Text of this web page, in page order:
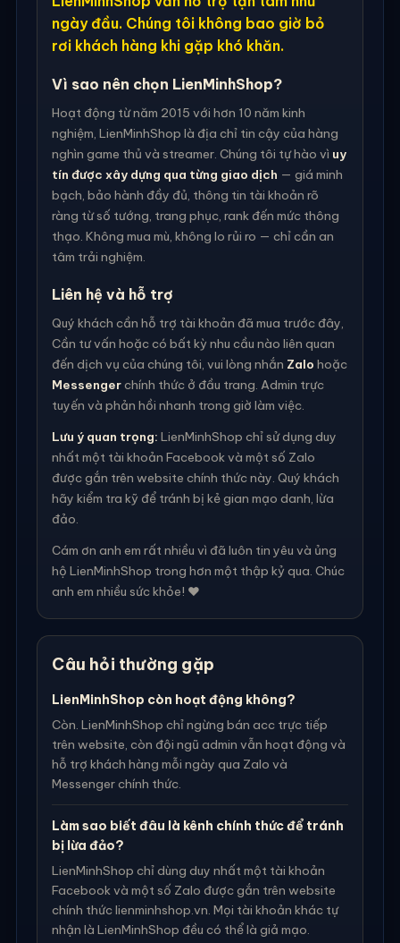
ngày đầu. Chúng tôi không bao giờ bỏ
rơi khách hàng khi gặp khó khăn.
Vì sao nên chọn LienMinhShop?
Hoạt động từ năm 2015 với hơn 10 năm kinh
nghiệm, LienMinhShop là địa chỉ tin cậy của hàng
nghìn game thủ và streamer. Chúng tôi tự hào vì uy
tín được xây dựng qua từng giao dịch — giá minh
bạch, bảo hành đầy đủ, thông tin tài khoản rõ
ràng từ số tướng, trang phục, rank đến mức thông
thạo. Không mua mù, không lo rủi ro — chỉ cần an
tâm trải nghiệm.
Liên hệ và hỗ trợ
Quý khách cần hỗ trợ tài khoản đã mua trước đây,
Cần tư vấn hoặc có bất kỳ nhu cầu nào liên quan
đến dịch vụ của chúng tôi, vui lòng nhắn Zalo hoặc
Messengerchính thức ở đầu trang. Admin trực
tuyến và phản hồi nhanh trong giờ làm việc.
Lưu ý quan trọng: LienMinhShop chỉ sử dụng duy
nhất một tài khoản Facebook và một số Zalo
được gắn trên website chính thức này. Quý khách
hãy kiểm tra kỹ để tránh bị kẻ gian mạo danh, lừa
đảo.
Cám ơn anh em rất nhiều vì đã luôn tin yêu và ủng
hộ LienMinhShop trong hơn một thập kỷ qua. Chúc
anh em nhiều sức khỏe! ❤️
Câu hỏi thường gặp
LienMinhShop còn hoạt động không?
Còn. LienMinhShop chỉ ngừng bán acc trực tiếp
trên website, còn đội ngũ admin vẫn hoạt động và
hỗ trợ khách hàng mỗi ngày qua Zalo và
Messenger chính thức.
Làm sao biết đâu là kênh chính thức để tránh
bị lừa đảo?
LienMinhShop chỉ dùng duy nhất một tài khoản
Facebook và một số Zalo được gắn trên website
chính thức lienminhshop.vn. Mọi tài khoản khác tự
nhận là LienMinhShop đều có thể là giả mạo.